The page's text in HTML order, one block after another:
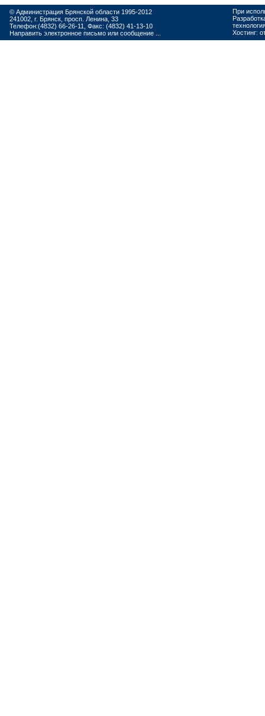
© Администрация Брянской области 1995-2012
241002, г. Брянск, просп. Ленина, 33
Телефон:(4832) 66-26-11, Факс: (4832) 41-13-10
Направить электронное письмо или сообщение ...
При
Хостинг: